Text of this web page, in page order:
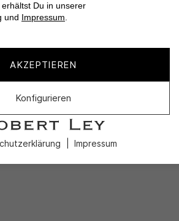
Du in unserer
und Impressum.
AKZEPTIEREN
Konfigurieren
Impressum